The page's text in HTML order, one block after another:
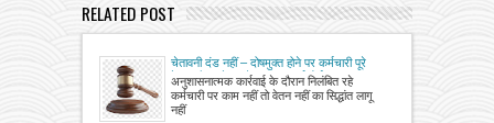
RELATED POST
चेतावनी दंड नहीं – दोषमुक्त होने पर कर्मचारी पूरे
वेतन और भत्ते का है हकदार : हाईकोर्ट ,
अनुशासनात्मक कार्यवाही की अवधि का बकाया वेतन
और भत्ता भुगतान का आदेश
अनुशासनात्मक कार्रवाई के दौरान निलंबित रहे
कर्मचारी पर काम नहीं तो वेतन नहीं का सिद्धांत लागू
नहीं